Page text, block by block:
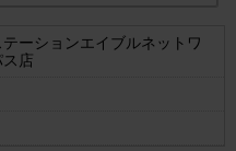
ーションエイブルネットワ
店